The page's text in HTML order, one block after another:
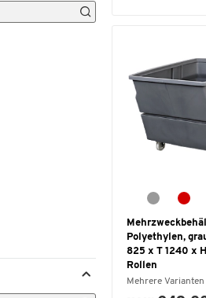
Polyethylen,
825 x T 1240 x
Rollen
Mehrere